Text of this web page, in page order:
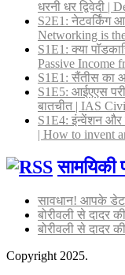
धरनी धर द्विवेदी
S2E1: नेटवर्किंग
Networking is
S1E1: क्या
Passive Income
S1E1: सैंतीस का
S1E5: आईएएस
बातचीत | IAS
S1E4: इंन्वेंशन और
| How to invent
सावधान! आपके डेटा
बोरीवली से दादर
बोरीवली से दादर
Copyright 2025.